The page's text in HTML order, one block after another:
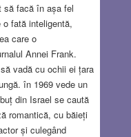
să facă în așa fel
fată inteligentă,
care o
Annei Frank.
vadă cu ochii ei țara
în 1969 vede un
din Israel se caută
romantică, cu băieți
și culegând